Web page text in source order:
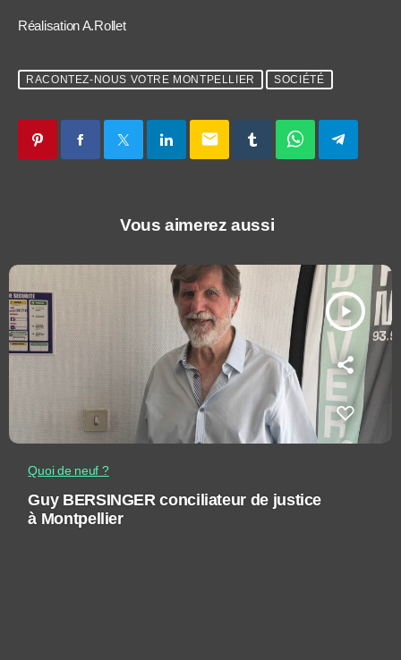
Réalisation A.Rollet
RACONTEZ-NOUS VOTRE MONTPELLIER SOCIÉTÉ
email
Vous aimerez aussi
play_arrow
Quoi de neuf ?
Guy BERSINGER conciliateur de justice
à Montpellier